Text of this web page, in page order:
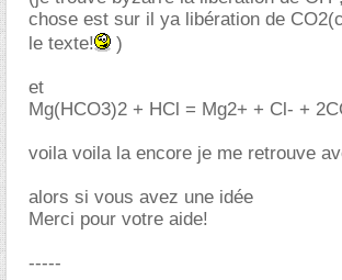
chose est sur il ya libération de
le texte!
)
et
Mg(HCO3)2 + HCl = Mg2+ + Cl- +
voila voila la encore je me retrouve
alors si vous avez une idée
Merci pour votre aide!
-----